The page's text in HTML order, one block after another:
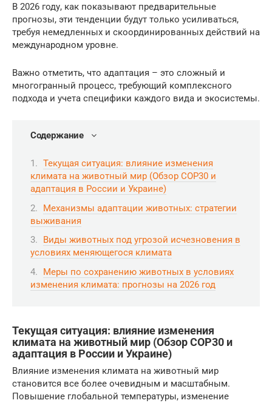
В 2026 году, как показывают предварительные
прогнозы, эти тенденции будут только усиливаться,
требуя немедленных и скоординированных действий на
международном уровне.
Важно отметить, что адаптация – это сложный и
многогранный процесс, требующий комплексного
подхода и учета специфики каждого вида и экосистемы.
Содержание
Текущая ситуация: влияние изменения
климата на животный мир (Обзор COP30 и
адаптация в России и Украине)
Механизмы адаптации животных: стратегии
выживания
Виды животных под угрозой исчезновения в
условиях меняющегося климата
Меры по сохранению животных в условиях
изменения климата: прогнозы на 2026 год
Текущая ситуация: влияние изменения
климата на животный мир (Обзор COP30 и
адаптация в России и Украине)
Влияние изменения климата на животный мир
становится все более очевидным и масштабным.
Повышение глобальной температуры, изменение